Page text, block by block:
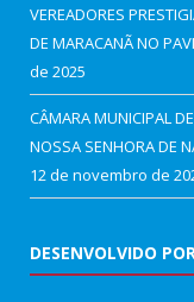
VEREADORES
DE MARACANÃ NO
de 2025
CÂMARA MUNICIPAL
NOSSA SENHORA DE
12 de novembro de
DESENVOLVIDO